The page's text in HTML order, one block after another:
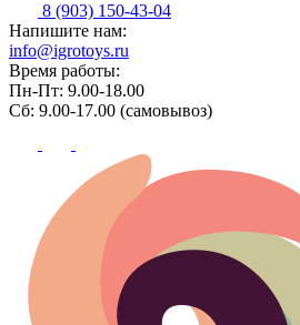
8 (903) 150-43-04
Напишите нам:
info@igrotoys.ru
Время работы:
Пн-Пт: 9.00-18.00
Сб: 9.00-17.00 (самовывоз)